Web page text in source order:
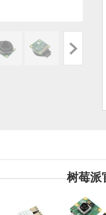
树莓派